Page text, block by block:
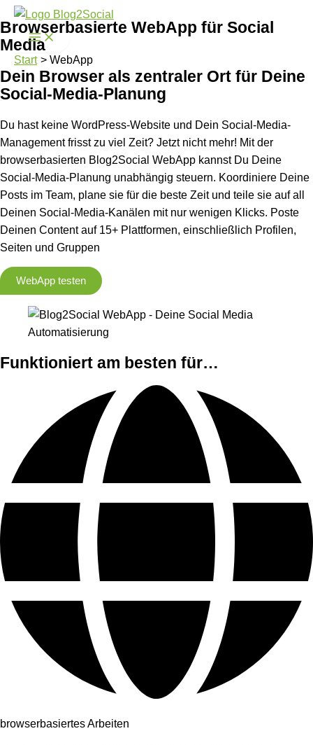
Zum
Inhalt
springen
Start
WebApp
Browserbasierte WebApp für Social
Media
Dein Browser als zentraler Ort für Deine
Social-Media-Planung
Du hast keine WordPress-Website und Dein Social-Media-
Management frisst zu viel Zeit? Jetzt nicht mehr! Mit der
browserbasierten Blog2Social WebApp kannst Du Deine
Social-Media-Planung unabhängig steuern. Koordiniere Deine
Posts im Team, plane sie für die beste Zeit und teile sie auf all
Deinen Social-Media-Kanälen mit nur wenigen Klicks. Poste
Deinen Content auf 15+ Plattformen, einschließlich Profilen,
Seiten und Gruppen
WebApp testen
Funktioniert am besten für…
browserbasiertes Arbeiten